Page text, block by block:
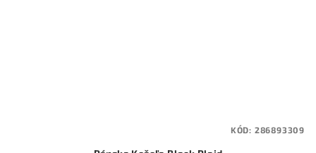
KÓD: 286893309